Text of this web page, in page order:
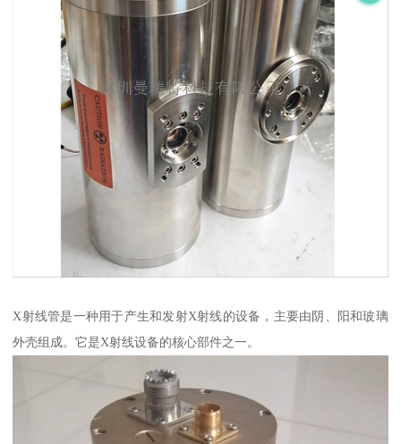
X射线管是一种用于产生和发射X射线的设备，主要由阴、阳和玻璃
外壳组成。它是X射线设备的核心部件之一。